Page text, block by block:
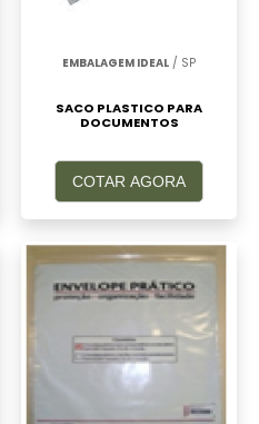
EMBALAGEM IDEAL / SP
SACO PLASTICO PARA
DOCUMENTOS
COTAR AGORA